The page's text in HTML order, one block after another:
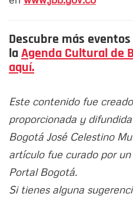
Descubre más
laAgenda Cultural de
aquí.
Este contenido fue
proporcionada y
Bogotá José Celestino
artículo fue curado por
Portal Bogotá.
Si tienes alguna